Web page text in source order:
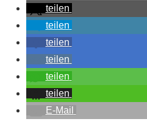
teilen
teilen
teilen
teilen
teilen
teilen
E-Mail